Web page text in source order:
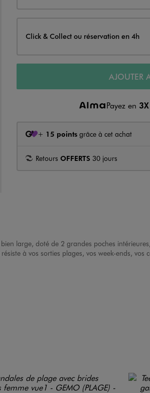
Click & Collect ou réservation en 4h
AJOUTER
Payez en
+ 15 pointsgrâce à cet achat
Retours OFFERTS 30 jours
bien large, doté de 2 grandes poches
résiste à vos sorties plages, vos week-ends,